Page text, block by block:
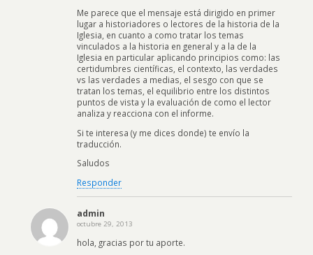
Me parece que el mensaje está dirigido en primer
lugar a historiadores o lectores de la historia de la
Iglesia, en cuanto a como tratar los temas
vinculados a la historia en general y a la de la
Iglesia en particular aplicando principios como: las
certidumbres científicas, el contexto, las verdades
vs las verdades a medias, el sesgo con que se
tratan los temas, el equilibrio entre los distintos
puntos de vista y la evaluación de como el lector
analiza y reacciona con el informe.
Si te interesa (y me dices donde) te envío la
traducción.
Saludos
Responder
admin
octubre 29, 2013
hola, gracias por tu aporte.